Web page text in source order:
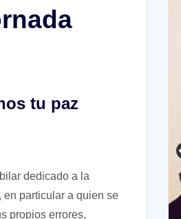
tu paz
dedicado a la
en particular a quien se
propios errores,